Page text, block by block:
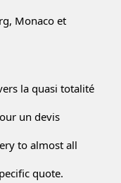
Monaco et
la quasi totalité
un devis
to almost all
quote.